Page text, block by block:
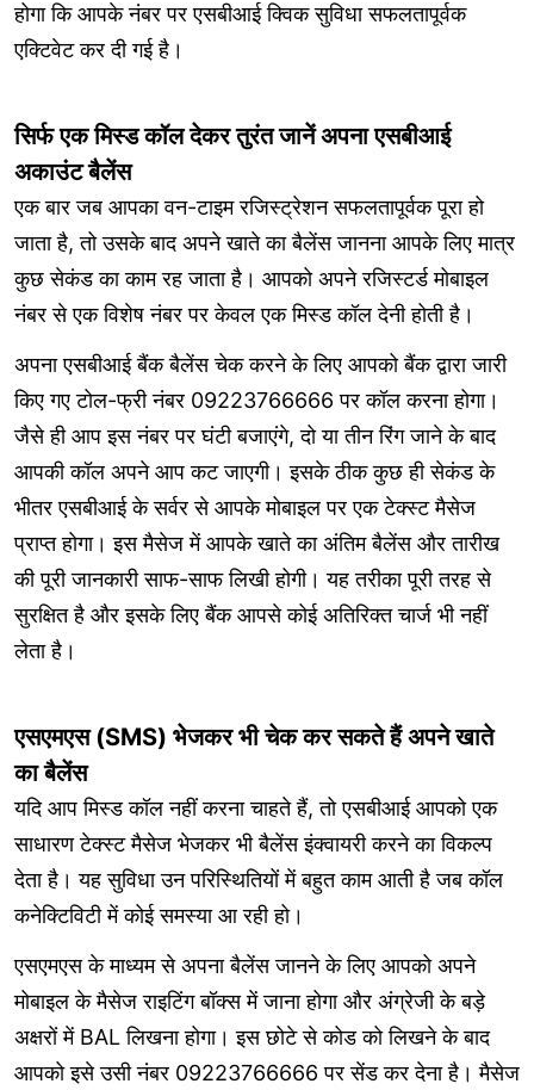
होगा कि आपके नंबर पर एसबीआई क्विक सुविधा सफलतापूर्वक
एक्टिवेट कर दी गई है।
सिर्फ एक मिस्ड कॉल देकर तुरंत जानें अपना एसबीआई
अकाउंट बैलेंस
एक बार जब आपका वन-टाइम रजिस्ट्रेशन सफलतापूर्वक पूरा हो
जाता है, तो उसके बाद अपने खाते का बैलेंस जानना आपके लिए मात्र
कुछ सेकंड का काम रह जाता है। आपको अपने रजिस्टर्ड मोबाइल
नंबर से एक विशेष नंबर पर केवल एक मिस्ड कॉल देनी होती है।
अपना एसबीआई बैंक बैलेंस चेक करने के लिए आपको बैंक द्वारा जारी
किए गए टोल-फ्री नंबर 09223766666 पर कॉल करना होगा।
जैसे ही आप इस नंबर पर घंटी बजाएंगे, दो या तीन रिंग जाने के बाद
आपकी कॉल अपने आप कट जाएगी। इसके ठीक कुछ ही सेकंड के
भीतर एसबीआई के सर्वर से आपके मोबाइल पर एक टेक्स्ट मैसेज
प्राप्त होगा। इस मैसेज में आपके खाते का अंतिम बैलेंस और तारीख
की पूरी जानकारी साफ-साफ लिखी होगी। यह तरीका पूरी तरह से
सुरक्षित है और इसके लिए बैंक आपसे कोई अतिरिक्त चार्ज भी नहीं
लेता है।
एसएमएस (SMS) भेजकर भी चेक कर सकते हैं अपने खाते
का बैलेंस
यदि आप मिस्ड कॉल नहीं करना चाहते हैं, तो एसबीआई आपको एक
साधारण टेक्स्ट मैसेज भेजकर भी बैलेंस इंक्वायरी करने का विकल्प
देता है। यह सुविधा उन परिस्थितियों में बहुत काम आती है जब कॉल
कनेक्टिविटी में कोई समस्या आ रही हो।
एसएमएस के माध्यम से अपना बैलेंस जानने के लिए आपको अपने
मोबाइल के मैसेज राइटिंग बॉक्स में जाना होगा और अंग्रेजी के बड़े
अक्षरों में BAL लिखना होगा। इस छोटे से कोड को लिखने के बाद
आपको इसे उसी नंबर 09223766666 पर सेंड कर देना है। मैसेज